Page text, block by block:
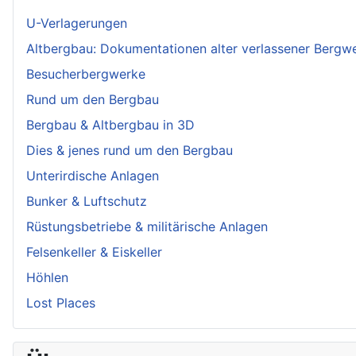
U-Verlagerungen
Altbergbau: Dokumentationen alter verlassener
Besucherbergwerke
Rund um den Bergbau
Bergbau & Altbergbau in 3D
Dies & jenes rund um den Bergbau
Unterirdische Anlagen
Bunker & Luftschutz
Rüstungsbetriebe & militärische Anlagen
Felsenkeller & Eiskeller
Höhlen
Lost Places